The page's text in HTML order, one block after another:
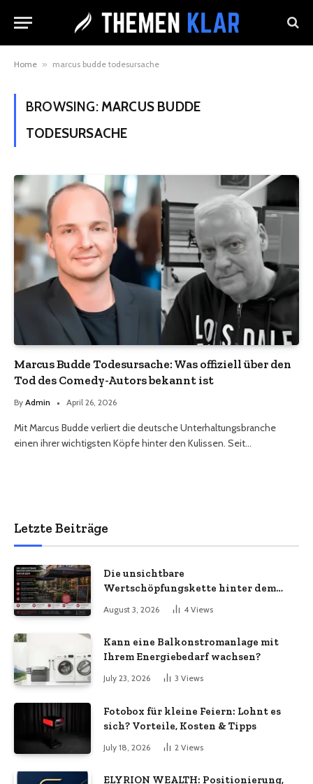
Home » marcus budde todesursache
BROWSING: MARCUS BUDDE
TODESURSACHE
Marcus Budde Todesursache: Was offiziell über den
Tod des Comedy-Autors bekannt ist
By Admin April 26, 2026
Mit Marcus Budde verliert die deutsche Unterhaltungsbranche
einen ihrer wichtigsten Köpfe hinter den Kulissen. Seit…
Letzte Beiträge
Die unsichtbare
Wertschöpfungskette hinter dem
Sonnenschirm: Was Import-
Ökonomie, EU-Fertigung und
wirklich bedeuten
August 3, 2026 4 Views
Kann eine Balkonstromanlage mit
Ihrem Energiebedarf wachsen?
July 23, 2026 3 Views
Fotobox für kleine Feiern: Lohnt es
sich? Vorteile, Kosten & Tipps
July 18, 2026 2 Views
ELYRION WEALTH: Positionierung,